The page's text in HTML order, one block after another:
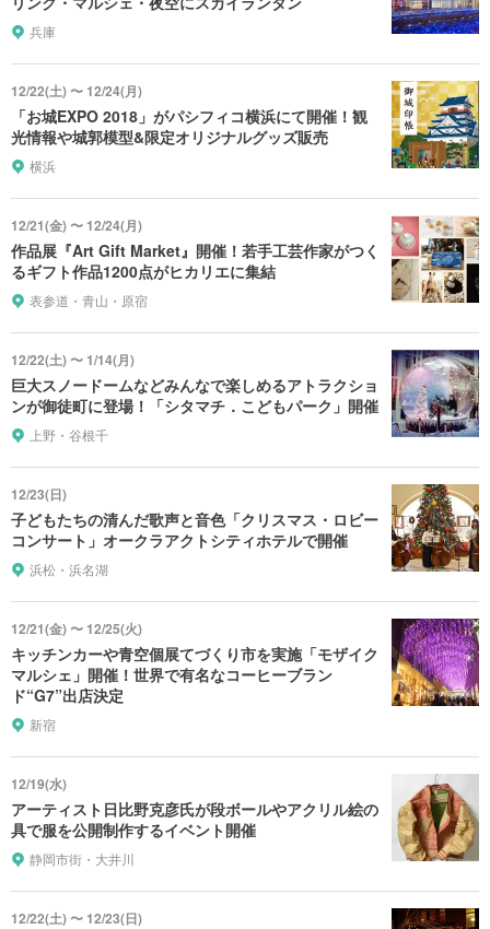
兵庫
12/22(土) 〜 12/24(月)
「お城EXPO 2018」がパシフィコ横浜にて開催！観
光情報や城郭模型&限定オリジナルグッズ販売
横浜
12/21(金) 〜 12/24(月)
作品展『Art Gift Market』開催！若手工芸作家がつく
るギフト作品1200点がヒカリエに集結
表参道・青山・原宿
12/22(土) 〜 1/14(月)
巨大スノードームなどみんなで楽しめるアトラクショ
ンが御徒町に登場！「シタマチ．こどもパーク」開催
上野・谷根千
12/23(日)
子どもたちの清んだ歌声と音色「クリスマス・ロビー
コンサート」オークラアクトシティホテルで開催
浜松・浜名湖
12/21(金) 〜 12/25(火)
キッチンカーや青空個展てづくり市を実施「モザイク
マルシェ」開催！世界で有名なコーヒーブラン
ド“G7”出店決定
新宿
12/19(水)
アーティスト日比野克彦氏が段ボールやアクリル絵の
具で服を公開制作するイベント開催
静岡市街・大井川
12/22(土) 〜 12/23(日)